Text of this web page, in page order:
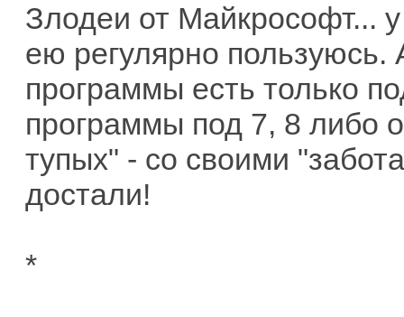
Злодеи от Майкрософт...
ею регулярно пользуюсь.
программы есть только
программы под 7, 8 либо
тупых" - со своими
достали!
*